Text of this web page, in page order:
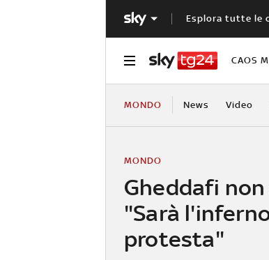
Esplora tutte le
CAOS
MONDO News Video
Gheddafi
"Sarà
protesta"
MONDO